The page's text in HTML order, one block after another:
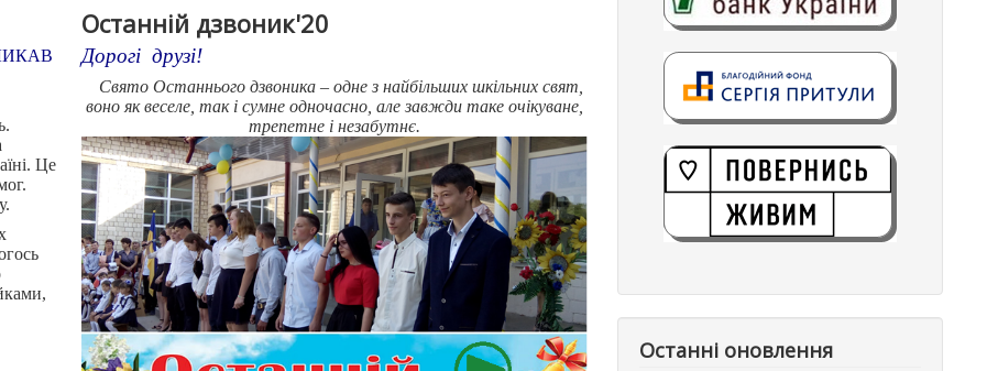
Це
Останній дзвоник'20
Дорогі друзі!
Свято Останнього дзвоника – одне з найбільших шкільних свят,
воно як веселе, так і сумне одночасно, але завжди таке очікуване,
трепетне і незабутнє.
Останні оновлення